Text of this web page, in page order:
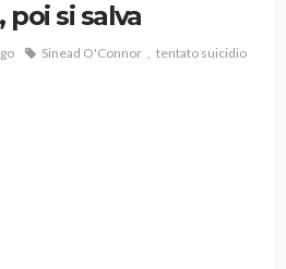
poi si salva
Sinead O'Connor tentato suicidio